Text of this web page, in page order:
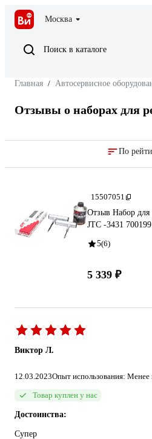
Москва
Поиск в каталоге
Главная / Автосервисное
Отзывы о наборах для
По
15507051
Отзыв Набор для
JTC -3431 700199
5(6)
5 339 ₽
Виктор Л.
12.03.2023Опыт использования: Менее
Товар куплен у нас
Достоинства:
Супер